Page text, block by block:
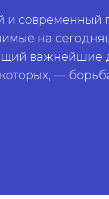
и современный
на
важнейшие
которых, —